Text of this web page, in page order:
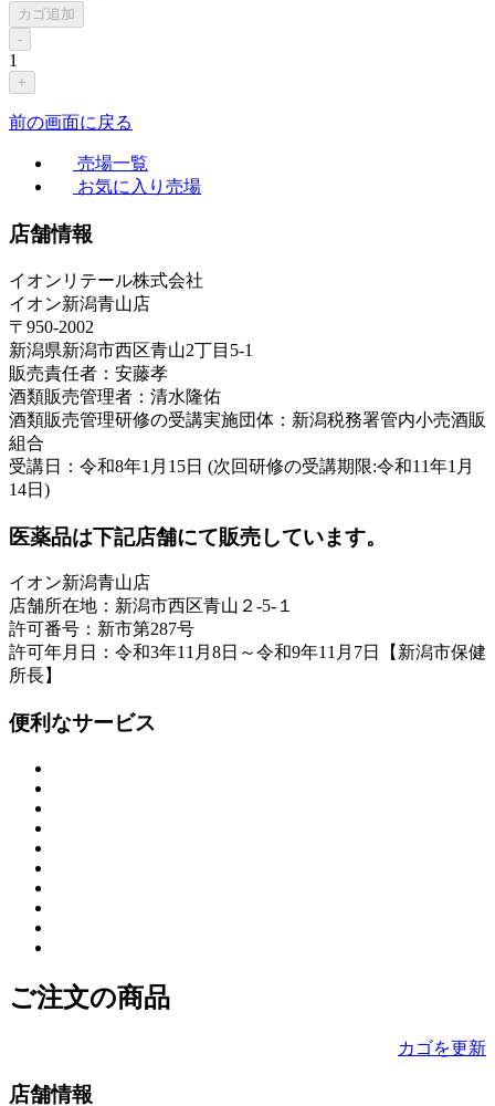
カゴ追加
-
1
+
前の画面に戻る
売場一覧
お気に入り売場
店舗情報
イオンリテール株式会社
イオン新潟青山店
〒950-2002
新潟県新潟市西区青山2丁目5-1
販売責任者：安藤孝
酒類販売管理者：清水隆佑
酒類販売管理研修の受講実施団体：新潟税務署管内小売酒販
組合
受講日：令和8年1月15日 (次回研修の受講期限:令和11年1月
14日)
医薬品は下記店舗にて販売しています。
イオン新潟青山店
店舗所在地：新潟市西区青山２-5-１
許可番号：新市第287号
許可年月日：令和3年11月8日～令和9年11月7日【新潟市保健
所長】
便利なサービス
ご注文の商品
カゴを更新
店舗情報